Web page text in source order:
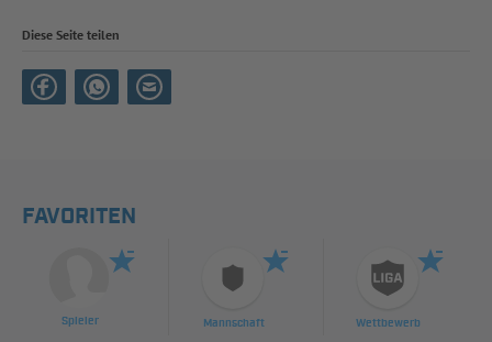
Diese Seite teilen
FAVORITEN
Spieler Mannschaft Wettbewerb